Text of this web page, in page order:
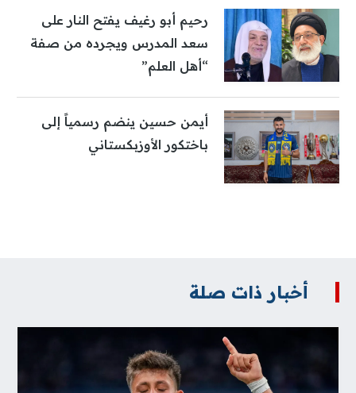
رحيم أبو رغيف يفتح النار على
سعد المدرس ويجرده من صفة
“أهل العلم”
أيمن حسين ينضم رسمياً إلى
باختكور الأوزبكستاني
أخبار ذات صلة